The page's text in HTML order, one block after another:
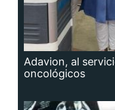
Adavion, al
oncológicos